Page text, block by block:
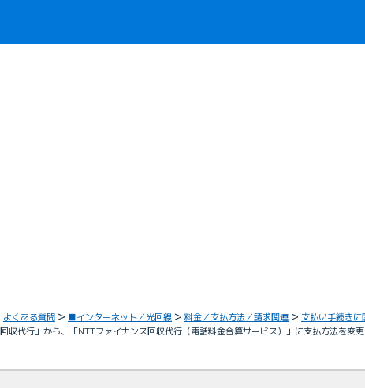
よくある質問 ■インターネット／光回線 料金／支払方法／請求関連 支払い手続き
回収代行」から、「NTTファイナンス回収代行（電話料金合算サービス）」に支払方法を変